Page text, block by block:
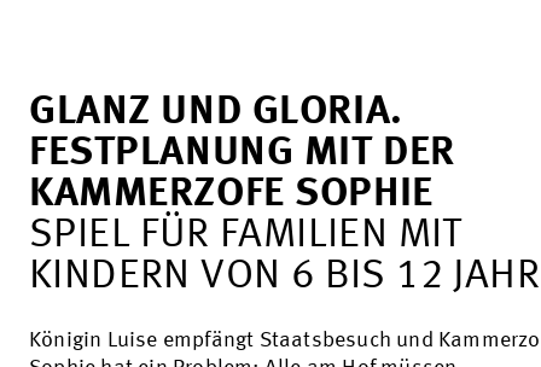
GLANZ UND GLORIA.
FESTPLANUNG MIT DER
KAMMERZOFE SOPHIE
SPIEL FÜR FAMILIEN MIT
KINDERN VON 6 BIS 12
Königin Luise empfängt Staatsbesuch und